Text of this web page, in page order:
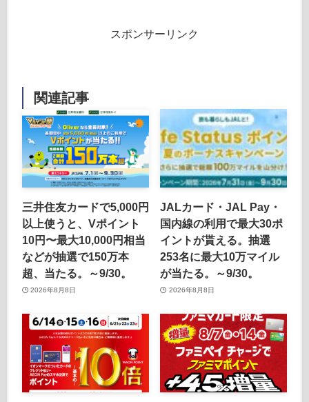
スポンサーリンク
関連記事
三井住友カードで5,000円
以上使うと、Vポイント
10円〜最大10,000円相当
などが抽選で150万本
超、当たる。～9/30。
2026年8月8日
JALカード・JAL Pay・
国内線の利用で最大30ポ
イントが貰える。抽選
253名に最大10万マイル
が当たる。～9/30。
2026年8月8日